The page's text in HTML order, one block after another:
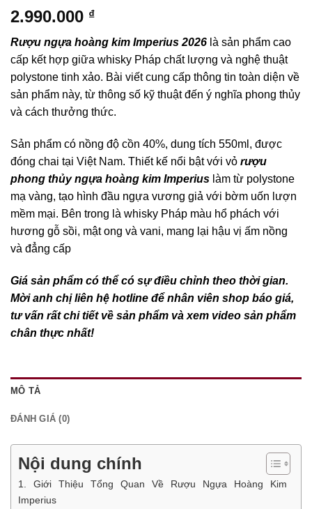
2.990.000 ₫
Rượu ngựa hoàng kim Imperius 2026 là sản phẩm cao
cấp kết hợp giữa whisky Pháp chất lượng và nghệ thuật
polystone tinh xảo. Bài viết cung cấp thông tin toàn diện về
sản phẩm này, từ thông số kỹ thuật đến ý nghĩa phong thủy
và cách thưởng thức.
Sản phẩm có nồng độ cồn 40%, dung tích 550ml, được
đóng chai tại Việt Nam. Thiết kế nổi bật với vỏ rượu
phong thủy ngựa hoàng kim Imperius làm từ polystone
mạ vàng, tạo hình đầu ngựa vương giả với bờm uốn lượn
mềm mại. Bên trong là whisky Pháp màu hổ phách với
hương gỗ sồi, mật ong và vani, mang lại hậu vị ấm nồng
và đẳng cấp
Giá sản phẩm có thể có sự điều chỉnh theo thời gian.
Mời anh chị liên hệ hotline để nhân viên shop báo giá,
tư vấn rất chi tiết về sản phẩm và xem video sản phẩm
chân thực nhất!
MÔ TẢ
ĐÁNH GIÁ (0)
Nội dung chính
1. Giới Thiệu Tổng Quan Về Rượu Ngựa Hoàng Kim
Imperius